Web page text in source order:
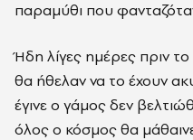
παραμύθι που
Ήδη λίγες ημέρες πριν
θα ήθελαν να το έχουν
έγινε ο γάμος δεν
όλος ο κόσμος θα